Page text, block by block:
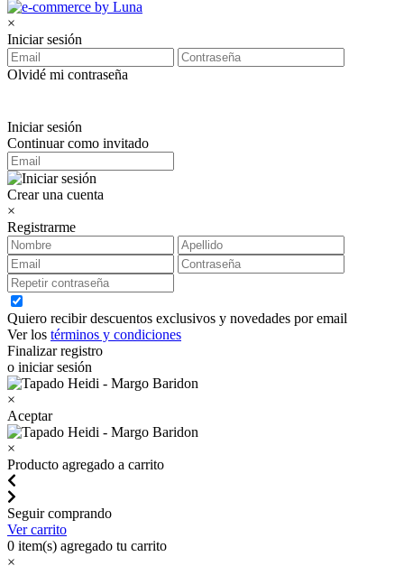
×
Iniciar sesión
Olvidé mi contraseña
Iniciar sesión
Continuar como invitado
Crear una cuenta
×
Registrarme
Quiero recibir descuentos exclusivos y novedades por email
Ver los términos y condiciones
Finalizar registro
o iniciar sesión
×
Aceptar
×
Producto agregado a carrito
Seguir comprando
Ver carrito
0 item(s) agregado tu carrito
×